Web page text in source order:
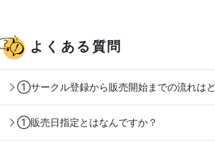
よくある質問
①サークル登録から販売開始までの流れは
①販売日指定とはなんですか？